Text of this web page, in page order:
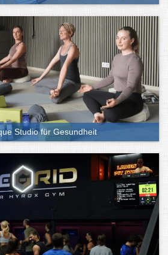
Studio für Gesundheit